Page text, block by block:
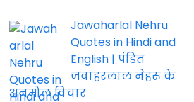
Jawaharlal Nehru
Quotes in Hindi and
English | पंडित
जवाहरलाल नेहरू के
अनमोल विचार